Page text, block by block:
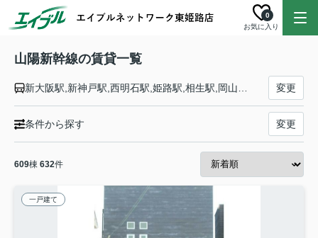
お気に入り
0
山陽新幹線の賃貸一覧
変更
条件から探す 変更
609棟 632件
一戸建て